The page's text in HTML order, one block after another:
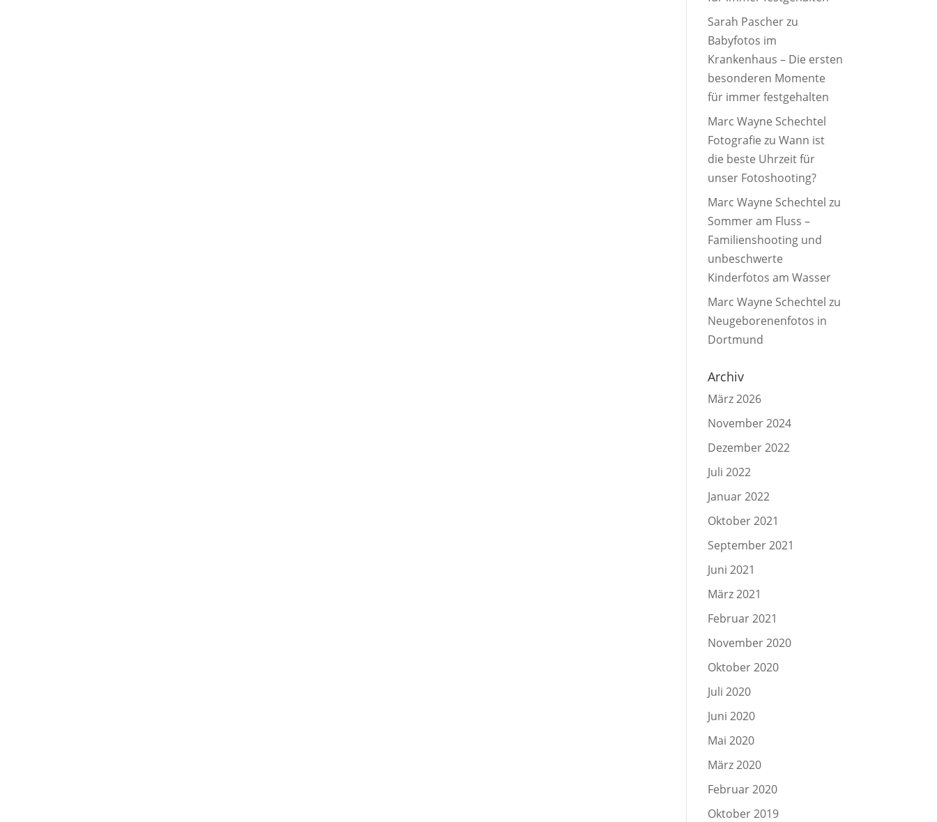
Sarah Pascherzu
Babyfotos im
Krankenhaus – Die ersten
besonderen Momente
für immer festgehalten
Marc Wayne Schechtel
Fotografie zuWann ist
die beste Uhrzeit für
unser Fotoshooting?
Marc Wayne Schechtel zu
Sommer am Fluss –
Familienshooting und
unbeschwerte
Kinderfotos am Wasser
Marc Wayne Schechtel zu
Neugeborenenfotos in
Dortmund
Archiv
März 2026
November 2024
Dezember 2022
Juli 2022
Januar 2022
Oktober 2021
September 2021
Juni 2021
März 2021
Februar 2021
November 2020
Oktober 2020
Juli 2020
Juni 2020
Mai 2020
März 2020
Februar 2020
Oktober 2019